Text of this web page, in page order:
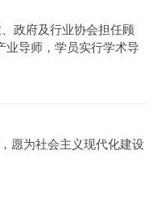
政府及行业协会担任顾
业导师，学员实行学术导
愿为社会主义现代化建设